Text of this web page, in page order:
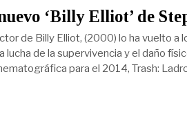
‘Billy Elliot’ de
de Billy Elliot, (2000) lo ha vuelto a
lucha de la supervivencia y el daño
para el 2014, Trash: